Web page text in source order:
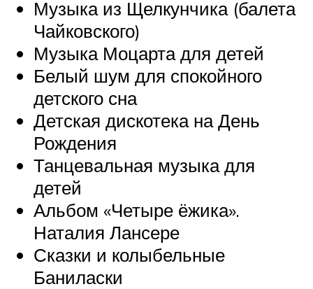
Музыка из Щелкунчика (балета
Чайковского)
Музыка Моцарта для детей
Белый шум для спокойного
детского сна
Детская дискотека на День
Рождения
Танцевальная музыка для
детей
Альбом «Четыре ёжика».
Наталия Лансере
Сказки и колыбельные
Баниласки